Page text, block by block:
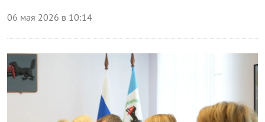
06 мая 2026 в 10:14
Блог правительства